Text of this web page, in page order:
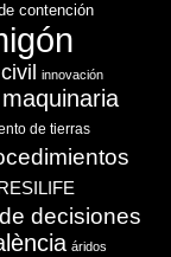
contención
innovación
maquinaria
de tierras
decisiones
áridos